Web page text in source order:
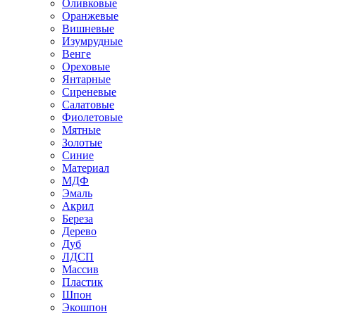
Оливковые
Оранжевые
Вишневые
Изумрудные
Венге
Ореховые
Янтарные
Сиреневые
Салатовые
Фиолетовые
Мятные
Золотые
Синие
Материал
МДФ
Эмаль
Акрил
Береза
Дерево
Дуб
ЛДСП
Массив
Пластик
Шпон
Экошпон